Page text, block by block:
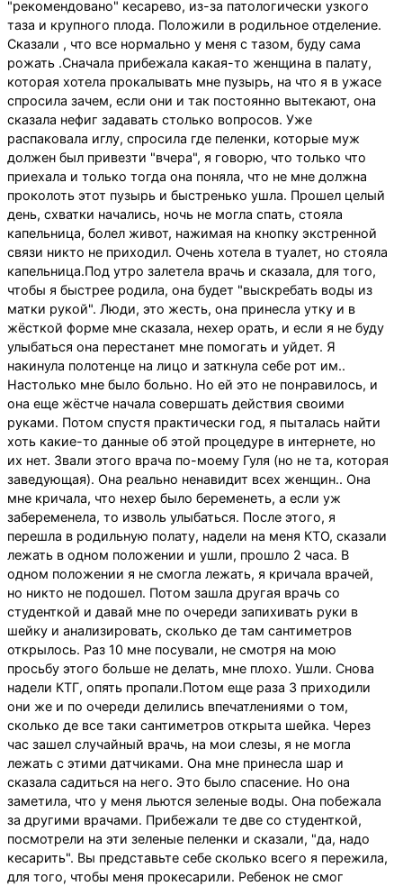
"рекомендовано" кесарево, из-за патологически узкого
таза и крупного плода. Положили в родильное отделение.
Сказали , что все нормально у меня с тазом, буду сама
рожать .Сначала прибежала какая-то женщина в палату,
которая хотела прокалывать мне пузырь, на что я в ужасе
спросила зачем, если они и так постоянно вытекают, она
сказала нефиг задавать столько вопросов. Уже
распаковала иглу, спросила где пеленки, которые муж
должен был привезти "вчера", я говорю, что только что
приехала и только тогда она поняла, что не мне должна
проколоть этот пузырь и быстренько ушла. Прошел целый
день, схватки начались, ночь не могла спать, стояла
капельница, болел живот, нажимая на кнопку экстренной
связи никто не приходил. Очень хотела в туалет, но стояла
капельница.Под утро залетела врачь и сказала, для того,
чтобы я быстрее родила, она будет "выскребать воды из
матки рукой". Люди, это жесть, она принесла утку и в
жёсткой форме мне сказала, нехер орать, и если я не буду
улыбаться она перестанет мне помогать и уйдет. Я
накинула полотенце на лицо и заткнула себе рот им..
Настолько мне было больно. Но ей это не понравилось, и
она еще жёстче начала совершать действия своими
руками. Потом спустя практически год, я пыталась найти
хоть какие-то данные об этой процедуре в интернете, но
их нет. Звали этого врача по-моему Гуля (но не та, которая
заведующая). Она реально ненавидит всех женщин.. Она
мне кричала, что нехер было беременеть, а если уж
забеременела, то изволь улыбаться. После этого, я
перешла в родильную полату, надели на меня КТО, сказали
лежать в одном положении и ушли, прошло 2 часа. В
одном положении я не смогла лежать, я кричала врачей,
но никто не подошел. Потом зашла другая врачь со
студенткой и давай мне по очереди запихивать руки в
шейку и анализировать, сколько де там сантиметров
открылось. Раз 10 мне посували, не смотря на мою
просьбу этого больше не делать, мне плохо. Ушли. Снова
надели КТГ, опять пропали.Потом еще раза 3 приходили
они же и по очереди делились впечатлениями о том,
сколько де все таки сантиметров открыта шейка. Через
час зашел случайный врачь, на мои слезы, я не могла
лежать с этими датчиками. Она мне принесла шар и
сказала садиться на него. Это было спасение. Но она
заметила, что у меня льются зеленые воды. Она побежала
за другими врачами. Прибежали те две со студенткой,
посмотрели на эти зеленые пеленки и сказали, "да, надо
кесарить". Вы представьте себе сколько всего я пережила,
для того, чтобы меня прокесарили. Ребенок не смог